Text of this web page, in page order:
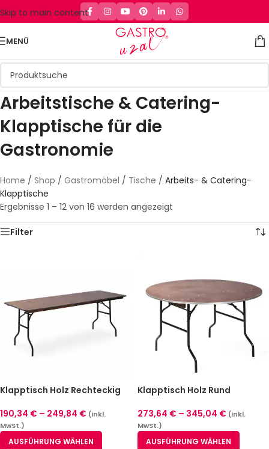
Skip to main content
MENÜ
Arbeitstische & Catering-
Klapptische für die
Gastronomie
Home / Shop / Gastromöbel / Tische / Arbeits- & Catering-
Klapptische
Ergebnisse 1 – 12 von 16 werden angezeigt
Filter
Klapptisch Holz Rechteckig
190,34 € – 249,84 € (inkl.
MwSt.)
AUSFÜHRUNG WÄHLEN
Klapptisch Holz Rund
273,64 € – 345,04 € (inkl.
MwSt.)
AUSFÜHRUNG WÄHLEN